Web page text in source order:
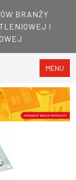
BRANŻY
I
MENU